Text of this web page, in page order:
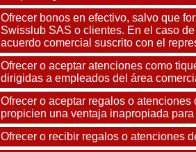
Ofrecer bonos en efectivo, salvo que
Swisslub SAS o clientes. En el caso
acuerdo comercial suscrito con el
Ofrecer o aceptar atenciones como
dirigidas a empleados del área
Ofrecer o aceptar regalos o
propicien una ventaja inapropiada
Ofrecer o recibir regalos o atenciones